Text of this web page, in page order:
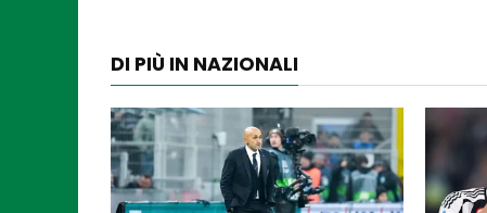
DI PIÙ IN NAZIONALI